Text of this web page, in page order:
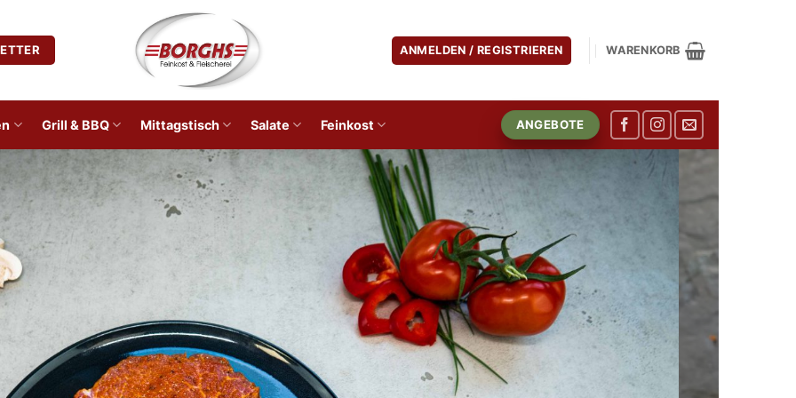
ANMELDEN / REGISTRIEREN WARENKORB
Grill & BBQ Mittagstisch Salate Feinkost ANGEBOTE